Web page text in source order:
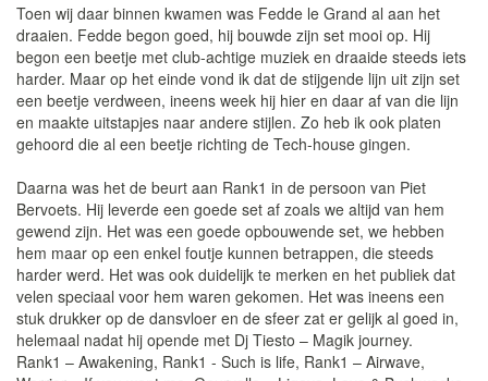
Toen wij daar binnen kwamen was Fedde le Grand al aan het
draaien. Fedde begon goed, hij bouwde zijn set mooi op. Hij
begon een beetje met club-achtige muziek en draaide steeds iets
harder. Maar op het einde vond ik dat de stijgende lijn uit zijn set
een beetje verdween, ineens week hij hier en daar af van die lijn
en maakte uitstapjes naar andere stijlen. Zo heb ik ook platen
gehoord die al een beetje richting de Tech-house gingen.
Daarna was het de beurt aan Rank1 in de persoon van Piet
Bervoets. Hij leverde een goede set af zoals we altijd van hem
gewend zijn. Het was een goede opbouwende set, we hebben
hem maar op een enkel foutje kunnen betrappen, die steeds
harder werd. Het was ook duidelijk te merken en het publiek dat
velen speciaal voor hem waren gekomen. Het was ineens een
stuk drukker op de dansvloer en de sfeer zat er gelijk al goed in,
helemaal nadat hij opende met Dj Tiesto – Magik journey.
Rank1 – Awakening, Rank1 - Such is life, Rank1 – Airwave,